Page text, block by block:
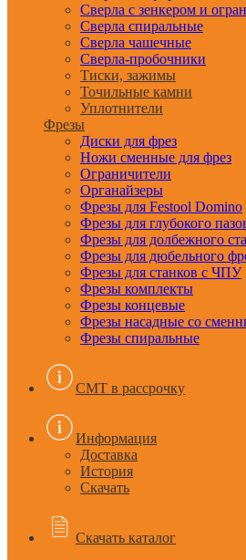
Сверла с зенкером и
Сверла спиральные
Сверла чашечные
Сверла-пробочники
Тиски, зажимы
Точильные камни
Уплотнители
Фрезы
Диски для фрез
Ножи сменные для фрез
Ограничители
Органайзеры
Фрезы для Festool Domino
Фрезы для глубокого
Фрезы для долбежного
Фрезы для дюбельного
Фрезы для станков с ЧПУ
Фрезы комплекты
Фрезы концевые
Фрезы насадные со
Фрезы спиральные
CMT в рассрочку
Информация
Доставка
История
Скачать
Скачать каталог